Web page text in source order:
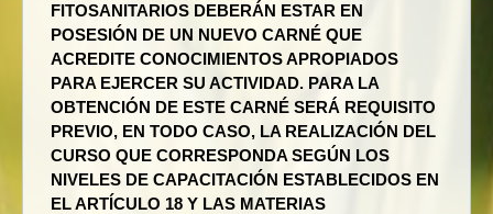
FITOSANITARIOS DEBERÁN ESTAR EN
POSESIÓN DE UN NUEVO CARNÉ QUE
ACREDITE CONOCIMIENTOS APROPIADOS
PARA EJERCER SU ACTIVIDAD. PARA LA
OBTENCIÓN DE ESTE CARNÉ SERÁ REQUISITO
PREVIO, EN TODO CASO, LA REALIZACIÓN DEL
CURSO QUE CORRESPONDA SEGÚN LOS
NIVELES DE CAPACITACIÓN ESTABLECIDOS EN
EL ARTÍCULO 18 Y LAS MATERIAS